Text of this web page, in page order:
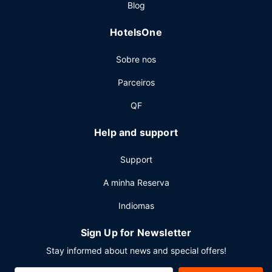
As principais comodidades incluem um business center,
um evento em Emerald Park? Este hotel dispõe de uma
uma área total de 114 metros quadrados. Há
estacionamento grátis no local.
Blog
HotelsOne
Sobre nos
Parceiros
QF
Help and support
Support
A minha Reserva
Indiomas
Sign Up for Newsletter
Stay informed about news and special offers!